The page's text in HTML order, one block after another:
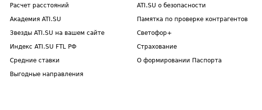
Расчет расстояний
Академия ATI.SU
Звезды ATI.SU на вашем сайте
Индекс ATI.SU FTL РФ
Средние ставки
Выгодные направления
ATI.SU о безопасности
Памятка по проверке контрагентов
Светофор+
Страхование
О формировании Паспорта